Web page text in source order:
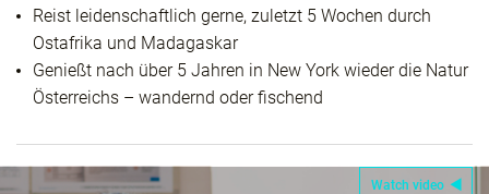
Reist leidenschaftlich gerne, zuletzt 5 Wochen durch
Ostafrika und Madagaskar
Genießt nach über 5 Jahren in New York wieder die Natur
Österreichs – wandernd oder fischend
Watch video